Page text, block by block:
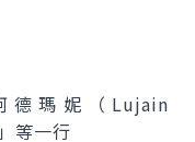
德瑪妮（ Lujain
等一行